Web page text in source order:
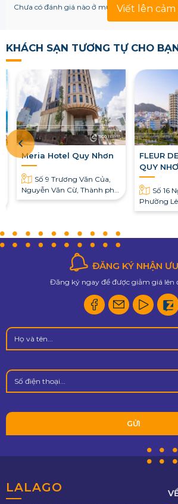
Viết lên
Chưa có đánh giá nào ở mục này!
KHÁCH SẠN TƯƠNG TỰ CHO
Meria Hotel Quy Nhơn
Số 9 Trương Văn Của,
Nguyễn Văn Cừ, Thành phố
Quy Nhơn, tỉnh Bình Định
FLEUR
QUY
Số 16
Phường
Quy
ĐĂNG KÝ NHẬN
Đăng ký ngay để được giảm giá lên
LALAGO